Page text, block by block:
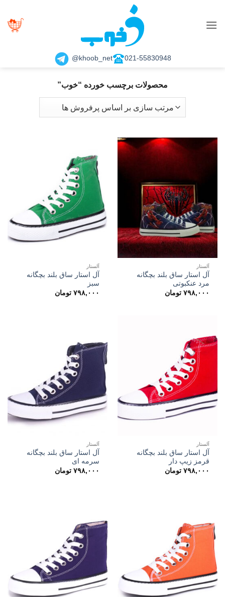
content
021-55830948
khoob_net@
محصولات برچسب خورده “خوب”
آلستار
آل استار ساق بلند بچگانه
مرد عنکبوتی
۷۹۸,۰۰۰ تومان
آلستار
آل استار ساق بلند بچگانه
سبز
۷۹۸,۰۰۰ تومان
آلستار
آل استار ساق بلند بچگانه
قرمز زیپ دار
۷۹۸,۰۰۰ تومان
آلستار
آل استار ساق بلند بچگانه
سرمه ای
۷۹۸,۰۰۰ تومان